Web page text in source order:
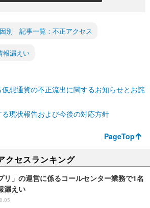
別 記事一覧：不正アクセス
報漏えい
想通貨の不正流出に関するお知らせとお詫
現状報告および今後の対応方針
PageTop
クセスランキング
リ」の運営に係るコールセンター業務で1名
漏えい